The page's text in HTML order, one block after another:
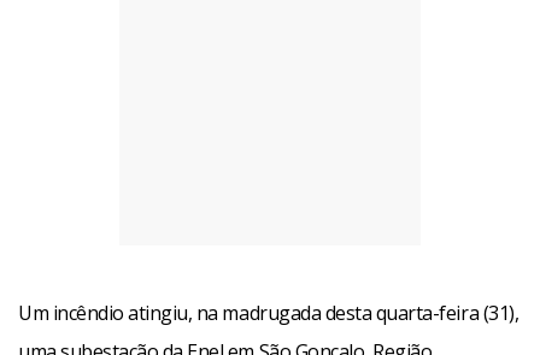
Um incêndio atingiu, na madrugada desta quarta-feira (31),